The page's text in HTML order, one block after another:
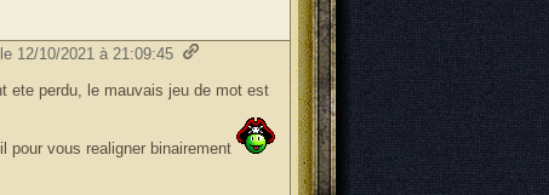
12/10/2021 à 21:09:45
ete perdu, le mauvais jeu de mot est
pour vous realigner binairement